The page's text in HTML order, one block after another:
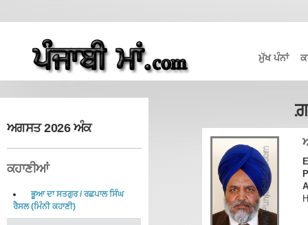
ਮੁੱਖ ਪੰਨਾਂ
ਅਗਸਤ 2026 ਅੰਕ
ਕਹਾਣੀਆਂ
ਭੂਆ ਦਾ ਸਤਗੁਰ/ਰਛਪਾਲ ਸਿੰਘ
ਰੈਸਲ(ਮਿੰਨੀ ਕਹਾਣੀ)